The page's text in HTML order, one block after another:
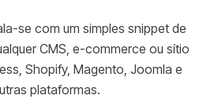
se com um simples snippet de
CMS, e-commerce ou sítio
Shopify, Magento, Joomla e
plataformas.